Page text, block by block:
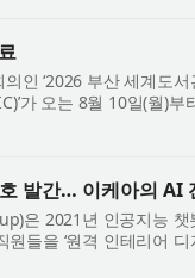
인 ‘2026 부산 세계도
가 오는 8월 10일(월)부
이 ...
호 발간… 이케아의
은 2021년 인공지능 챗
들을 ‘원격 인테리어